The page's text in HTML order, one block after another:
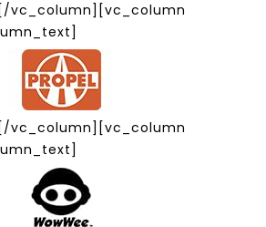
vc_column][vc_column
vc_column][vc_column